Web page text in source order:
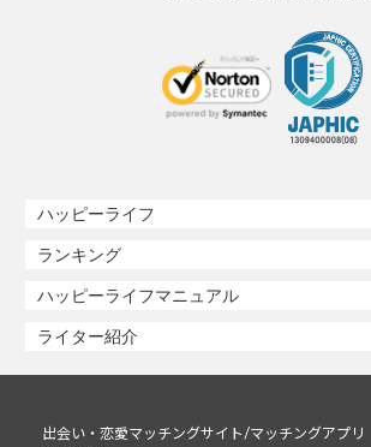
ハッピーライフ
ランキング
ハッピーライフマニュアル
ライター紹介
出会い・恋愛マッチングサイト/マッチングアプリ